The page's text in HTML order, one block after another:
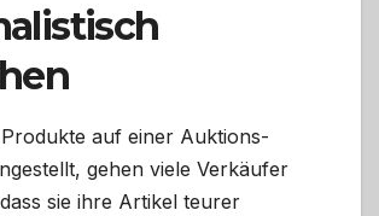
auf einer Auktions-
gehen viele Verkäufer
sie ihre Artikel teurer